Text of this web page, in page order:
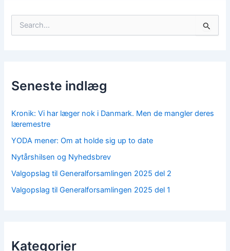
ø
e
Seneste indlæg
Kronik: Vi har læger nok i Danmark. Men de mangler deres
læremestre
YODA mener: Om at holde sig up to date
Nytårshilsen og Nyhedsbrev
Valgopslag til Generalforsamlingen 2025 del 2
Valgopslag til Generalforsamlingen 2025 del 1
Kategorier